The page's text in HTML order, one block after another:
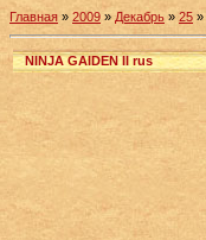
Главная » 2009 » Декабрь » 25 »
NINJA GAIDEN II rus